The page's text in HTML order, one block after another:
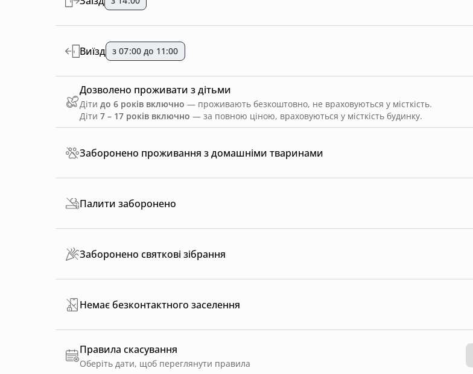
Заборонено проживання з домашніми тваринами
Виїзд з 07:00 до 11:00
Дозволено проживати з дітьми
Діти до 6 років включно — проживають безкоштовно, не враховуються у місткість.
Діти 7 – 17 років включно — за повною ціною, враховуються у місткість будинку.
Палити заборонено
Заборонено святкові зібрання
Немає безконтактного заселення
Правила скасування
Оберіть дати, щоб переглянути правила